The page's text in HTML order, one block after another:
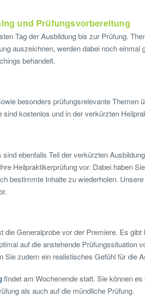
und Prüfungsvorbereitung
Tag der Ausbildung bis zur Prüfung.
auszeichnen, werden dabei noch einmal
behandelt.
besonders prüfungsrelevante Themen
kostenlos und in der verkürzten
ebenfalls Teil der verkürzten
Heilpraktikerprüfung vor. Dabei haben
bestimmte Inhalte zu wiederholen.
die Generalprobe vor der Premiere. Es
auf die anstehende Prüfungssituation
Sie zudem ein realistisches Gefühl für die
findet am Wochenende statt. Sie können
als auch auf die mündliche Prüfung.